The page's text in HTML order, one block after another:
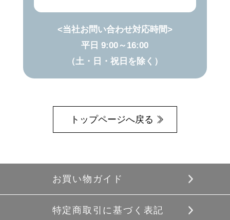
<当社お問い合わせ対応時間>
平日 9:00～16:00
（土・日・祝日を除く）
トップページへ戻る
お買い物ガイド
特定商取引に基づく表記